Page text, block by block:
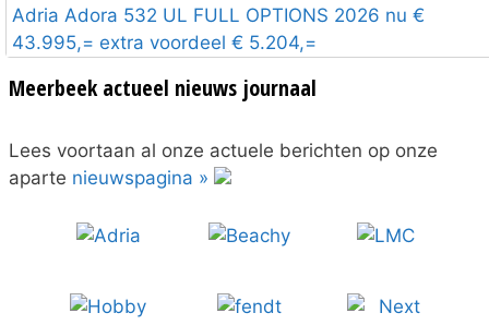
Adria Adora 532 UL FULL OPTIONS 2026 nu €
43.995,= extra voordeel € 5.204,=
Meerbeek actueel nieuws journaal
Lees voortaan al onze actuele berichten op onze
aparte nieuwspagina »